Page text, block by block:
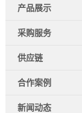
产品展示
采购服务
供应链
合作案例
新闻动态